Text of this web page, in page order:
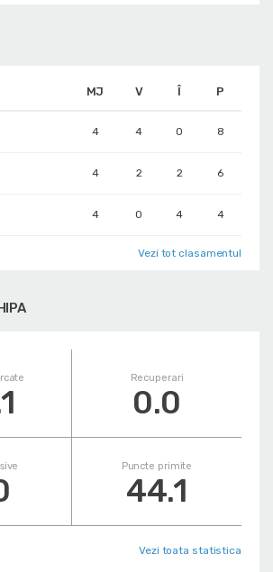
MJ V Î P
4 4 0 8
4 2 2 6
4 0 4 4
Vezi tot clasamentul
Recuperari
0.0
Puncte primite
44.1
Vezi toata statistica